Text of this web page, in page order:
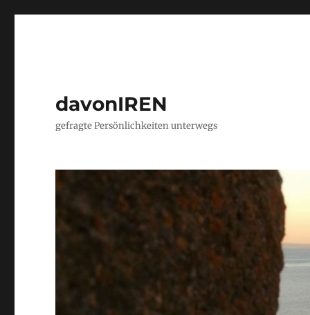
davonIREN
gefragte Persönlichkeiten unterwegs